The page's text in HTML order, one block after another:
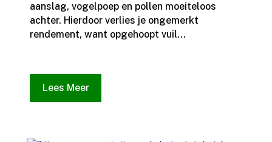
aanslag, vogelpoep en pollen moeiteloos
achter.​ Hierdoor verlies je ongemerkt
rendement, want opgehoopt vuil...
Lees Meer